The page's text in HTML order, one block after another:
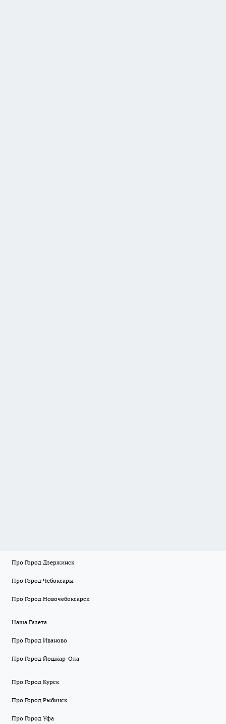
Про Город Дзержинск
Про Город Чебоксары
Про Город Новочебоксарск
Наша Газета
Про Город Иваново
Про Город Йошкар-Ола
Про Город Курск
Про Город Рыбинск
Про Город Уфа